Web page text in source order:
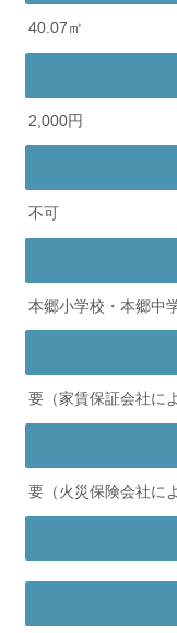
40.07㎡
2,000円
不可
本郷小学校・本郷中
要（家賃保証会社に
要（火災保険会社に